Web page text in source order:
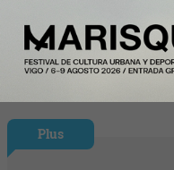
Plus